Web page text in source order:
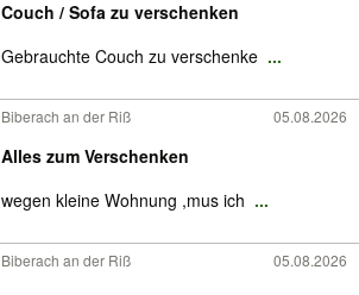
Couch / Sofa zu verschenken
Gebrauchte Couch zu verschenke ...
Biberach an der Riß 05.08.2026
Alles zum Verschenken
wegen kleine Wohnung ,mus ich ...
Biberach an der Riß 05.08.2026